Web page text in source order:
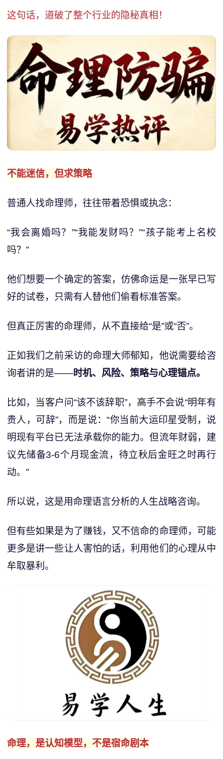
这句话，道破了整个行业的隐秘真相！
不能迷信，但求策略
普通人找命理师，往往带着恐惧或执念：
“我会离婚吗？”“我能发财吗？”“孩子能考上名校
吗？”
他们想要一个确定的答案，仿佛命运是一张早已写
好的试卷，只需有人替他们偷看标准答案。
但真正厉害的命理师，从不直接给“是”或“否”。
正如我们之前采访的命理大师郁知，他说需要给咨
询者讲的是——时机、风险、策略与心理锚点。
比如，当客户问“该不该辞职”，高手不会说“明年有
贵人，可辞”，而是说：“你当前大运印星受制，说
明现有平台已无法承载你的能力。但流年财弱，建
议先储备3-6个月现金流，待立秋后金旺之时再行
动。”
所以说，这是用命理语言分析的人生战略咨询。
但有些如果是为了赚钱，又不信命的命理师，可能
更多是讲一些让人害怕的话，利用他们的心理从中
牟取暴利。
命理，是认知模型，不是宿命剧本